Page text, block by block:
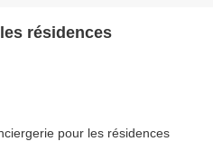
résidences